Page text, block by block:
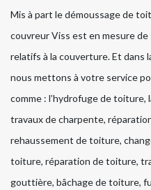
Mis à part le démoussage de
couvreur Viss est en mesure
relatifs à la couverture. Et dans
nous mettons à votre service
comme : l’hydrofuge de
travaux de charpente,
rehaussement de toiture,
toiture, réparation de toiture,
gouttière, bâchage de toiture,